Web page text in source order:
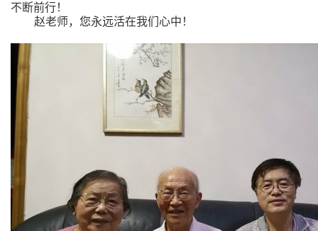
不断前行！
赵老师，您永远活在我们心中！